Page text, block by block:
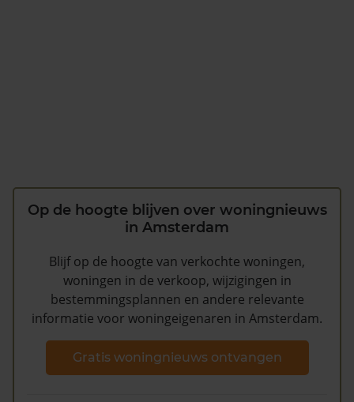
Op de hoogte blijven over woningnieuws
in Amsterdam
Blijf op de hoogte van verkochte woningen,
woningen in de verkoop, wijzigingen in
bestemmingsplannen en andere relevante
informatie voor woningeigenaren in Amsterdam.
Gratis woningnieuws ontvangen